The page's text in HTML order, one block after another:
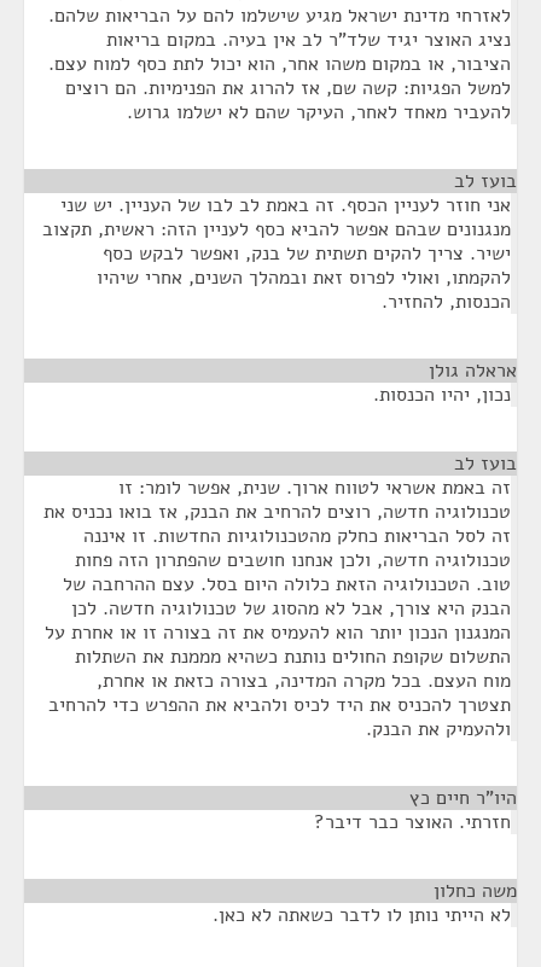
לאזרחי מדינת ישראל מגיע שישלמו להם על הבריאות שלהם.
נציג האוצר יגיד שלד"ר לב אין בעיה. במקום בריאות
הציבור, או במקום משהו אחר, הוא יכול לתת כסף למוח עצם.
למשל הפגיות: קשה שם, אז להרוג את הפנימיות. הם רוצים
להעביר מאחד לאחר, העיקר שהם לא ישלמו גרוש.
בועז לב
אני חוזר לעניין הכסף. זה באמת לב לבו של העניין. יש שני
מנגנונים שבהם אפשר להביא כסף לעניין הזה: ראשית, תקצוב
ישיר. צריך להקים תשתית של בנק, ואפשר לבקש כסף
להקמתו, ואולי לפרוס זאת ובמהלך השנים, אחרי שיהיו
הכנסות, להחזיר.
אראלה גולן
נכון, יהיו הכנסות.
בועז לב
זה באמת אשראי לטווח ארוך. שנית, אפשר לומר: זו
טכנולוגיה חדשה, רוצים להרחיב את הבנק, אז בואו נכניס את
זה לסל הבריאות כחלק מהטכנולוגיות החדשות. זו איננה
טכנולוגיה חדשה, ולכן אנחנו חושבים שהפתרון הזה פחות
טוב. הטכנולוגיה הזאת כלולה היום בסל. עצם ההרחבה של
הבנק היא צורך, אבל לא מהסוג של טכנולוגיה חדשה. לכן
המנגנון הנכון יותר הוא להעמיס את זה בצורה זו או אחרת על
התשלום שקופת החולים נותנת כשהיא מממנת את השתלות
מוח העצם. בכל מקרה המדינה, בצורה כזאת או אחרת,
תצטרך להכניס את היד לכיס ולהביא את ההפרש כדי להרחיב
ולהעמיק את הבנק.
היו"ר חיים כץ
חזרתי. האוצר כבר דיבר?
משה כחלון
לא הייתי נותן לו לדבר כשאתה לא כאן.